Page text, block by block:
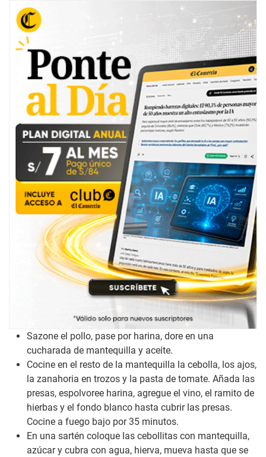
Sazone el pollo, pase por harina, dore en una
cucharada de mantequilla y aceite.
Cocine en el resto de la mantequilla la cebolla, los ajos,
la zanahoria en trozos y la pasta de tomate. Añada las
presas, espolvoree harina, agregue el vino, el ramito de
hierbas y el fondo blanco hasta cubrir las presas.
Cocine a fuego bajo por 35 minutos.
En una sartén coloque las cebollitas con mantequilla,
azúcar y cubra con agua, hierva, mueva hasta que se